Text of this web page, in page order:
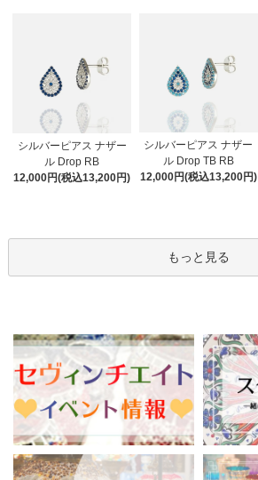
シルバーピアス ナザー
ル Drop RB
12,000円(税込13,200円)
シルバーピアス ナザー
ル Drop TB RB
12,000円(税込13,200円)
もっと見る